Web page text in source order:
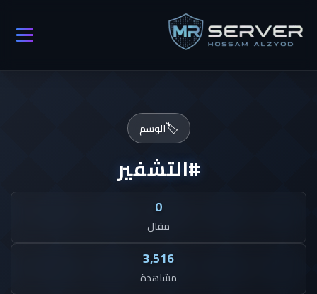
🏷️الوسم
#التشفير
0
مقال
3,516
مشاهدة